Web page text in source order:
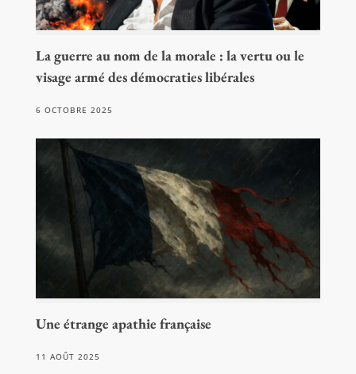
La guerre au nom de la morale : la vertu ou le
visage armé des démocraties libérales
6 OCTOBRE 2025
Une étrange apathie française
11 AOÛT 2025